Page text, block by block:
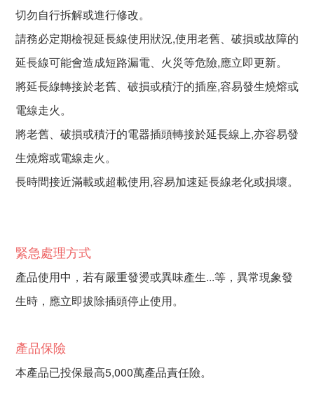
切勿自行拆解或進行修改。
請務必定期檢視延長線使用狀況,使用老舊、破損或故障的
延長線可能會造成短路漏電、火災等危險,應立即更新。
將延長線轉接於老舊、破損或積汙的插座,容易發生燒熔或
電線走火。
將老舊、破損或積汙的電器插頭轉接於延長線上,亦容易發
生燒熔或電線走火。
長時間接近滿載或超載使用,容易加速延長線老化或損壞。
緊急處理方式
產品使用中，若有嚴重發燙或異味產生...等，異常現象發
生時，應立即拔除插頭停止使用。
產品保險
本產品已投保最高5,000萬產品責任險。